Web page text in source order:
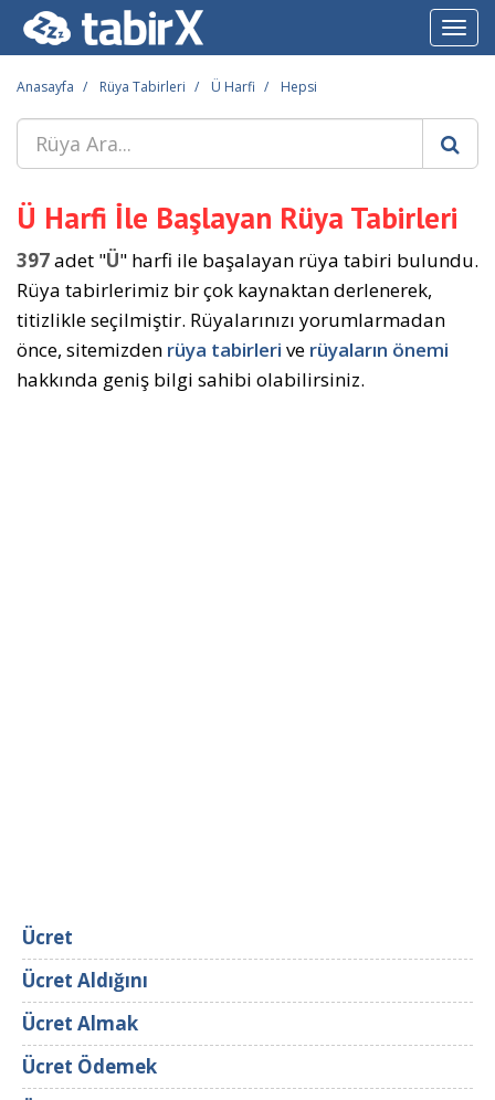
Anasayfa Rüya Tabirleri Ü Harfi Hepsi
Ü Harfi İle Başlayan Rüya Tabirleri
397adet "Ü" harfi ile başalayan rüya tabiri bulundu.
Rüya tabirlerimiz bir çok kaynaktan derlenerek,
titizlikle seçilmiştir. Rüyalarınızı yorumlarmadan
önce, sitemizden rüya tabirleri ve rüyaların önemi
hakkında geniş bilgi sahibi olabilirsiniz.
Ücret
Ücret Aldığını
Ücret Almak
Ücret Ödemek